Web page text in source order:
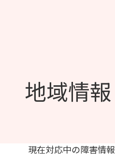
地域情報
現在対応中の障害情報